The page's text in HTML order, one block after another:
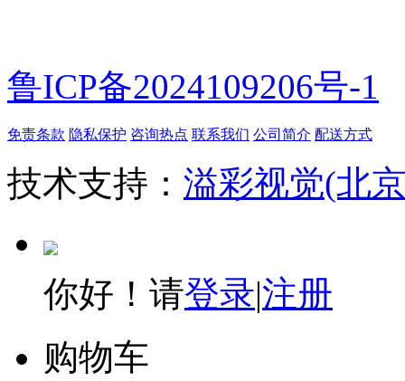
鲁ICP备2024109206号-1
免责条款 隐私保护 咨询热点 联系我们 公司简介 配送方式
技术支持： 溢彩视觉(北
你好！请登录|注册
购物车